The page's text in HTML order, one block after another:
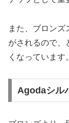
また、ブロン
がされるので、
くなっています。
Agodaシル